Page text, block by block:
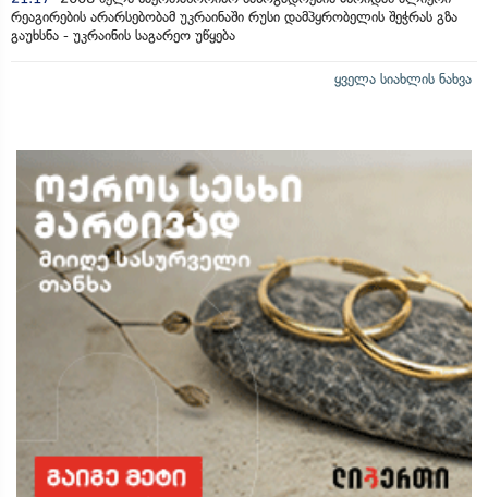
რეაგირების არარსებობამ უკრაინაში რუსი დამპყრობელის შეჭრას გზა
გაუხსნა - უკრაინის საგარეო უწყება
ყველა სიახლის ნახვა